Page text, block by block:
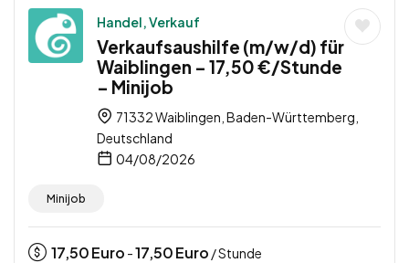
Handel, Verkauf
Verkaufsaushilfe (m/w/d) für
Waiblingen – 17,50 €/Stunde
– Minijob
71332 Waiblingen, Baden-Württemberg,
Deutschland
04/08/2026
Minijob
17,50Euro -17,50Euro / Stunde